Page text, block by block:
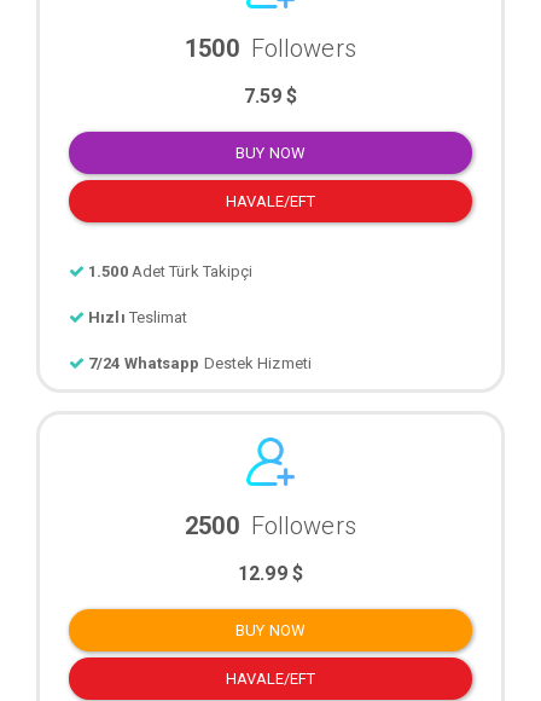
1500 Followers
7.59 $
BUY NOW
HAVALE/EFT
1.500 Adet Türk Takipçi
Hızlı Teslimat
7/24 Whatsapp Destek Hizmeti
2500 Followers
12.99 $
BUY NOW
HAVALE/EFT